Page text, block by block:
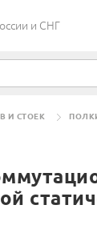
и СНГ
И СТОЕК